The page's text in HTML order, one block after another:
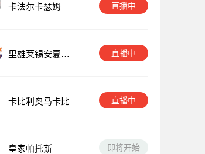
卡法尔卡瑟姆 直播中
里雄莱锡安夏普
直播中
卡比利奥马卡比 直播中
皇家帕托斯 即将开始